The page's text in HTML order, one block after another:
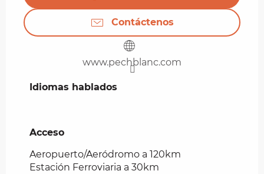
Contáctenos
www.pechblanc.com
Idiomas hablados
Idiomas hablados
Acceso
Acceso
Aeropuerto/Aeródromo a 120km
Estación Ferroviaria a 30km